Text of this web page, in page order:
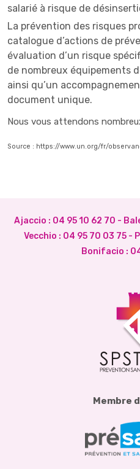
salarié à risque de
La prévention des risques
catalogue d’actions de
évaluation d’un risque
de nombreux équipements
ainsi qu’un
document unique.
Nous vous attendons
Source : https://www.un.org/fr/
Ajaccio : 04 95 10 62 70 -
Vecchio : 04 95 70 03 75-
Bonifacio :
Membre